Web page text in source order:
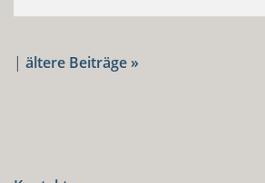
| ältere Beiträge »